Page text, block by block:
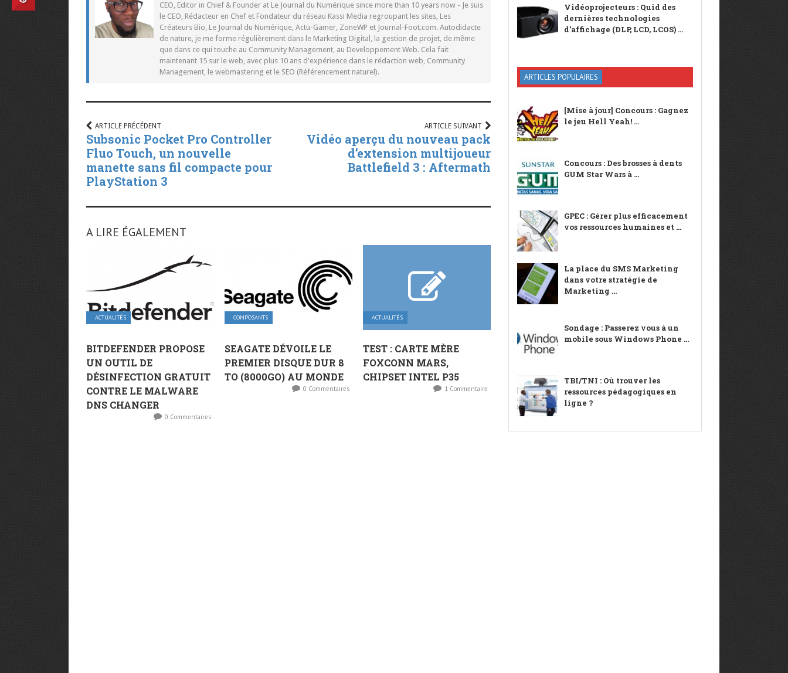
CEO, Editor in Chief & Founder at Le Journal du Numérique since more than 10 years now - Je suis
le CEO, Rédacteur en Chef et Fondateur du réseau Kassi Media regroupant les sites, Les
Créateurs Bio, Le Journal du Numérique, Actu-Gamer, ZoneWP et Journal-Foot.com. Autodidacte
de nature, je me forme régulièrement dans le Marketing Digital, la gestion de projet, de même
que dans ce qui touche au Community Management, au Developpement Web. Cela fait
maintenant 15 sur le web, avec plus 10 ans d'expérience dans le rédaction web, Community
Management, le webmastering et le SEO (Référencement naturel).
ARTICLE PRÉCÉDENT
Subsonic Pocket Pro Controller
Fluo Touch, un nouvelle
manette sans fil compacte pour
PlayStation 3
ARTICLE SUIVANT
Vidéo aperçu du nouveau pack
d’extension multijoueur
Battlefield 3 : Aftermath
A LIRE ÉGALEMENT
ACTUALITÉS
BITDEFENDER PROPOSE
UN OUTIL DE
DÉSINFECTION GRATUIT
CONTRE LE MALWARE
DNS CHANGER
0 Commentaires
COMPOSANTS
SEAGATE DÉVOILE LE
PREMIER DISQUE DUR 8
TO (8000GO) AU MONDE
0 Commentaires
ACTUALITÉS
TEST : CARTE MÈRE
FOXCONN MARS,
CHIPSET INTEL P35
1 Commentaire
Vidéoprojecteurs : Quid des
dernières technologies
d’affichage (DLP, LCD, LCOS) ...
ARTICLES POPULAIRES
[Mise à jour] Concours : Gagnez
le jeu Hell Yeah! ...
Concours : Des brosses à dents
GUM Star Wars à ...
GPEC : Gérer plus efficacement
vos ressources humaines et ...
La place du SMS Marketing
dans votre stratégie de
Marketing ...
Sondage : Passerez vous à un
mobile sous Windows Phone ...
TBI/TNI : Où trouver les
ressources pédagogiques en
ligne ?